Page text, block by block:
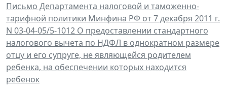
Письмо Департамента налоговой и таможенно-
тарифной политики Минфина РФ от 7 декабря 2011 г.
N 03-04-05/5-1012 О предоставлении стандартного
налогового вычета по НДФЛ в однократном размере
отцу и его супруге, не являющейся родителем
ребенка, на обеспечении которых находится
ребенок